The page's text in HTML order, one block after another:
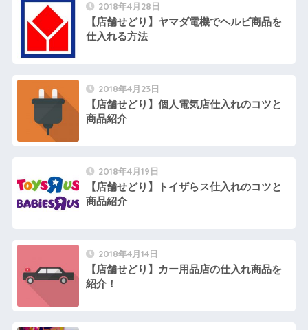
2018年4月28日
【店舗せどり】ヤマダ電機でヘルビ商品を
仕入れる方法
2018年4月23日
【店舗せどり】個人電気店仕入れのコツと
商品紹介
2018年4月19日
【店舗せどり】トイザらス仕入れのコツと
商品紹介
2018年4月14日
【店舗せどり】カー用品店の仕入れ商品を
紹介！